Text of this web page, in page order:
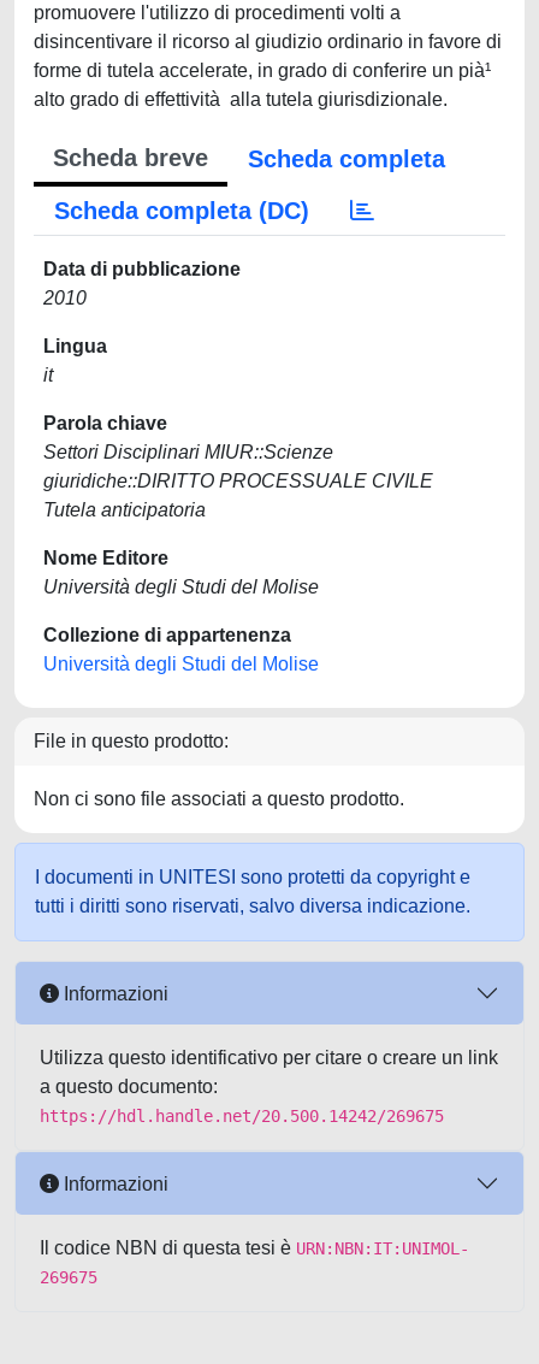
promuovere l'utilizzo di procedimenti volti a
disincentivare il ricorso al giudizio ordinario in favore di
forme di tutela accelerate, in grado di conferire un pià¹
alto grado di effettività alla tutela giurisdizionale.
Scheda breve
Scheda completa
Scheda completa (DC)
Data di pubblicazione
2010
Lingua
it
Parola chiave
Settori Disciplinari MIUR::Scienze
giuridiche::DIRITTO PROCESSUALE CIVILE
Tutela anticipatoria
Nome Editore
Università degli Studi del Molise
Collezione di appartenenza
Università degli Studi del Molise
File in questo prodotto:
Non ci sono file associati a questo prodotto.
I documenti in UNITESI sono protetti da copyright e
tutti i diritti sono riservati, salvo diversa indicazione.
Informazioni
Utilizza questo identificativo per citare o creare un link
a questo documento:
https://hdl.handle.net/20.500.14242/269675
Informazioni
Il codice NBN di questa tesi è URN:NBN:IT:UNIMOL-
269675